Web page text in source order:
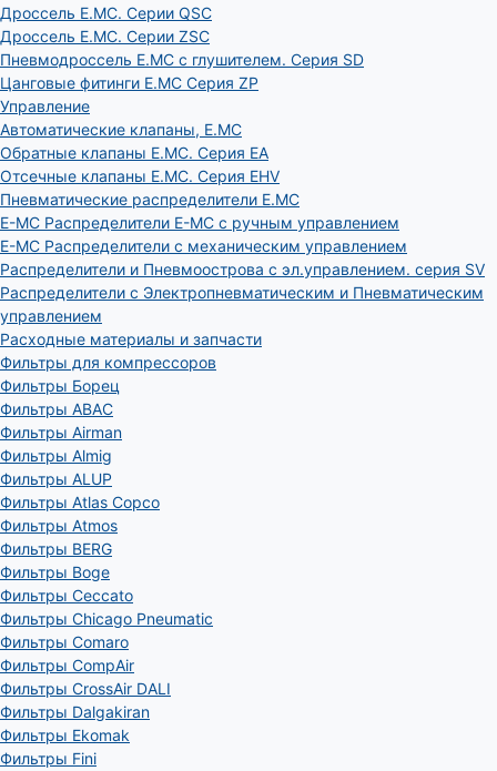
Дроссель E.MC. Серии QSC
Дроссель E.MC. Серии ZSC
Пневмодроссель E.MC с глушителем. Серия SD
Цанговые фитинги E.MC Серия ZP
Управление
Автоматические клапаны, Е.МС
Обратные клапаны E.MC. Серия EA
Отсечные клапаны E.MC. Серия EHV
Пневматические распределители E.MC
E-MC Распределители E-MC с ручным управлением
E-MC Распределители с механическим управлением
Распределители и Пневмоострова с эл.управлением. серия SV
Распределители с Электропневматическим и Пневматическим
управлением
Расходные материалы и запчасти
Фильтры для компрессоров
Фильтры Борец
Фильтры ABAC
Фильтры Airman
Фильтры Almig
Фильтры ALUP
Фильтры Atlas Copco
Фильтры Atmos
Фильтры BERG
Фильтры Boge
Фильтры Ceccato
Фильтры Chicago Pneumatic
Фильтры Comaro
Фильтры CompAir
Фильтры CrossAir DALI
Фильтры Dalgakiran
Фильтры Ekomak
Фильтры Fini